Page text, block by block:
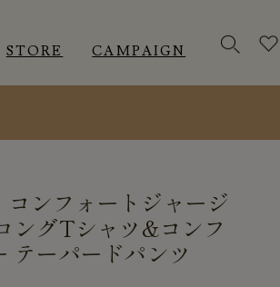
STORE CAMPAIGN
INNER OTHERS
アクセサリー
メディカル
ピロー
OTHERS
アクセサリー
メディカル
ピロー
コンフォートジャージ
ングTシャツ&コンフ
テーパードパンツ